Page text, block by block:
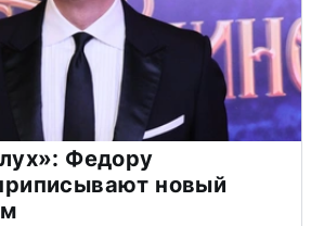
Федору
новый